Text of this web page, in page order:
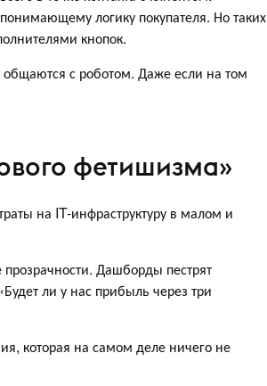
логику покупателя. Но таких
кнопок.
с роботом. Даже если на том
фетишизма»
на IT-инфраструктуру в малом и
Дашборды пестрят
ли у нас прибыль через три
которая на самом деле ничего не